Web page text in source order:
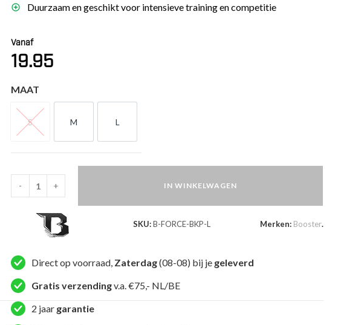
Duurzaam en geschikt voor intensieve training en competitie
Vanaf
19.95
MAAT
S
S
M
M
L
L
Booster
FORCE-
BKP)
aantal
- + IN WINKELWAGEN
SKU:B-FORCE-BKP-L Merken: Booster.
Direct op voorraad, Zaterdag(08-08) bij je geleverd
Gratis verzendingv.a. €75,- NL/BE
2 jaar garantie